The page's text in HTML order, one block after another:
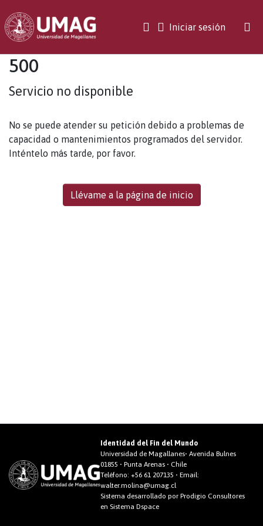
Iniciar sesión(current)
500
Servicio no disponible
No se puede atender su petición debido a problemas de
capacidad o mantenimientos programados del servidor.
Inténtelo más tarde, por favor.
Llévame a la página de inicio
Identidad del Fin del Mundo
Universidad de Magallanes• Avenida Bulnes
01855 • Punta Arenas • Chile
Teléfono:+56 61 207135 • Email:
walter.molina@umag.cl
Sistema desarrollado por Prodigio Consultores
en Sistema Dspace